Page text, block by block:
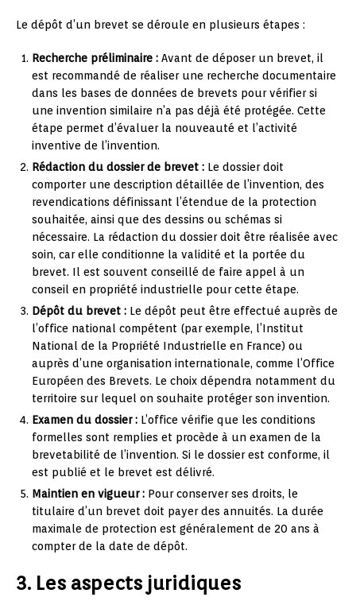
Le dépôt d’un brevet se déroule en plusieurs étapes :
Recherche préliminaire : Avant de déposer un brevet, il
est recommandé de réaliser une recherche documentaire
dans les bases de données de brevets pour vérifier si
une invention similaire n’a pas déjà été protégée. Cette
étape permet d’évaluer la nouveauté et l’activité
inventive de l’invention.
Rédaction du dossier de brevet : Le dossier doit
comporter une description détaillée de l’invention, des
revendications définissant l’étendue de la protection
souhaitée, ainsi que des dessins ou schémas si
nécessaire. La rédaction du dossier doit être réalisée avec
soin, car elle conditionne la validité et la portée du
brevet. Il est souvent conseillé de faire appel à un
conseil en propriété industrielle pour cette étape.
Dépôt du brevet : Le dépôt peut être effectué auprès de
l’office national compétent (par exemple, l’Institut
National de la Propriété Industrielle en France) ou
auprès d’une organisation internationale, comme l’Office
Européen des Brevets. Le choix dépendra notamment du
territoire sur lequel on souhaite protéger son invention.
Examen du dossier : L’office vérifie que les conditions
formelles sont remplies et procède à un examen de la
brevetabilité de l’invention. Si le dossier est conforme, il
est publié et le brevet est délivré.
Maintien en vigueur : Pour conserver ses droits, le
titulaire d’un brevet doit payer des annuités. La durée
maximale de protection est généralement de 20 ans à
compter de la date de dépôt.
3. Les aspects juridiques